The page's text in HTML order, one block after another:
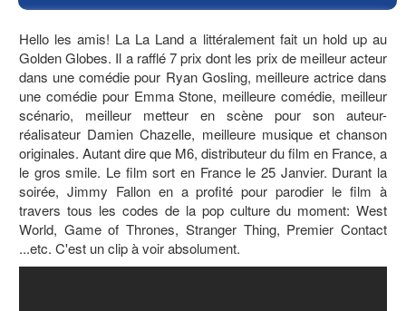
Hello les amis! La La Land a littéralement fait un hold up au
Golden Globes. Il a rafflé 7 prix dont les prix de meilleur acteur
dans une comédie pour Ryan Gosling, meilleure actrice dans
une comédie pour Emma Stone, meilleure comédie, meilleur
scénario, meilleur metteur en scène pour son auteur-
réalisateur Damien Chazelle, meilleure musique et chanson
originales. Autant dire que M6, distributeur du film en France, a
le gros smile. Le film sort en France le 25 Janvier. Durant la
soirée, Jimmy Fallon en a profité pour parodier le film à
travers tous les codes de la pop culture du moment: West
World, Game of Thrones, Stranger Thing, Premier Contact
...etc. C'est un clip à voir absolument.